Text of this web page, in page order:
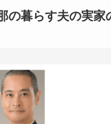
の暮らす夫の実家